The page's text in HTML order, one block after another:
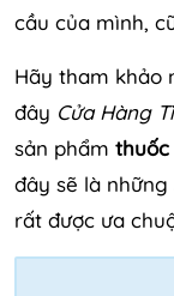
cầu của mình,
Hãy tham khảo
đây Cửa Hàng
sản phẩm thuốc
đây sẽ là
rất được ưa